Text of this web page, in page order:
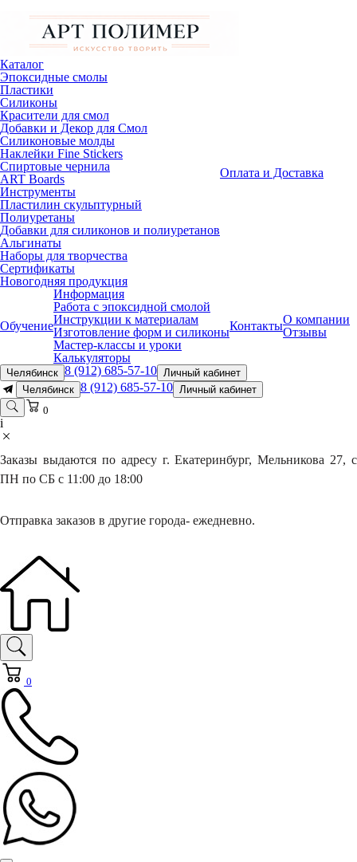
Каталог
Эпоксидные смолы
Пластики
Силиконы
Красители для смол
Добавки и Декор для Смол
Силиконовые молды
Наклейки Fine Stickers
Спиртовые чернила
ART Boards
Инструменты
Пластилин скульптурный
Полиуретаны
Добавки для силиконов и полиуретанов
Альгинаты
Наборы для творчества
Сертификаты
Новогодняя продукция
Оплата и Доставка
Обучение
Информация
Работа с эпоксидной смолой
Инструкции к материалам
Изготовление форм и силиконы
Мастер-классы и уроки
Калькуляторы
КонтактыО компании
Отзывы
Челябинск 8 (912) 685-57-10 Личный кабинет
Челябинск 8 (912) 685-57-10 Личный кабинет
0
i
Заказы выдаются по адресу г. Екатеринбург, Мельникова 27, с
ПН по СБ с 11:00 до 18:00
Отправка заказов в другие города- ежедневно.
0